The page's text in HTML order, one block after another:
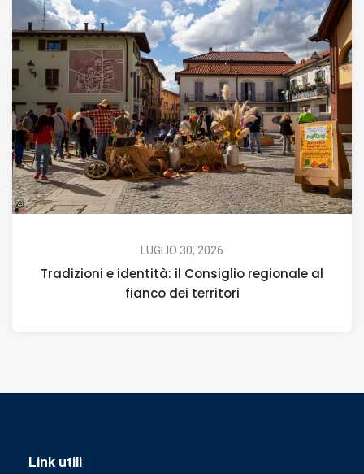
LUGLIO 30, 2026
Tradizioni e identità: il Consiglio regionale al
fianco dei territori
Link utili